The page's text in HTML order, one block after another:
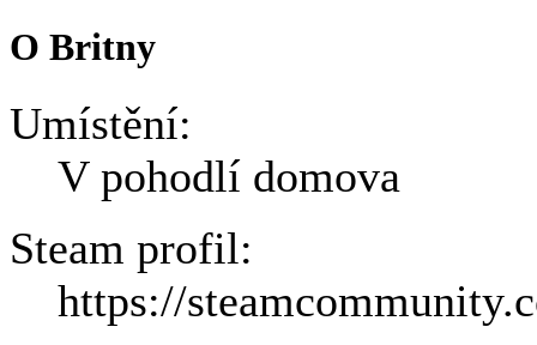
O Britny
Umístění:
V pohodlí domova
Steam profil:
https://